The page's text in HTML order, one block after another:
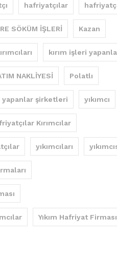
hafriyatçılar
SÖKÜM İŞLERİ Kazan
kırım işleri
NAKLİYESİ Polatlı
yapanlar şirketleri yıkımcı
Kırımcılar
yıkımcıları
Yıkım Hafriyat Firması